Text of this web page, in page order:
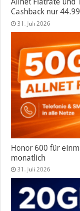
Cashback nur
31. Juli 2026
Honor 600 für
monatlich
31. Juli 2026